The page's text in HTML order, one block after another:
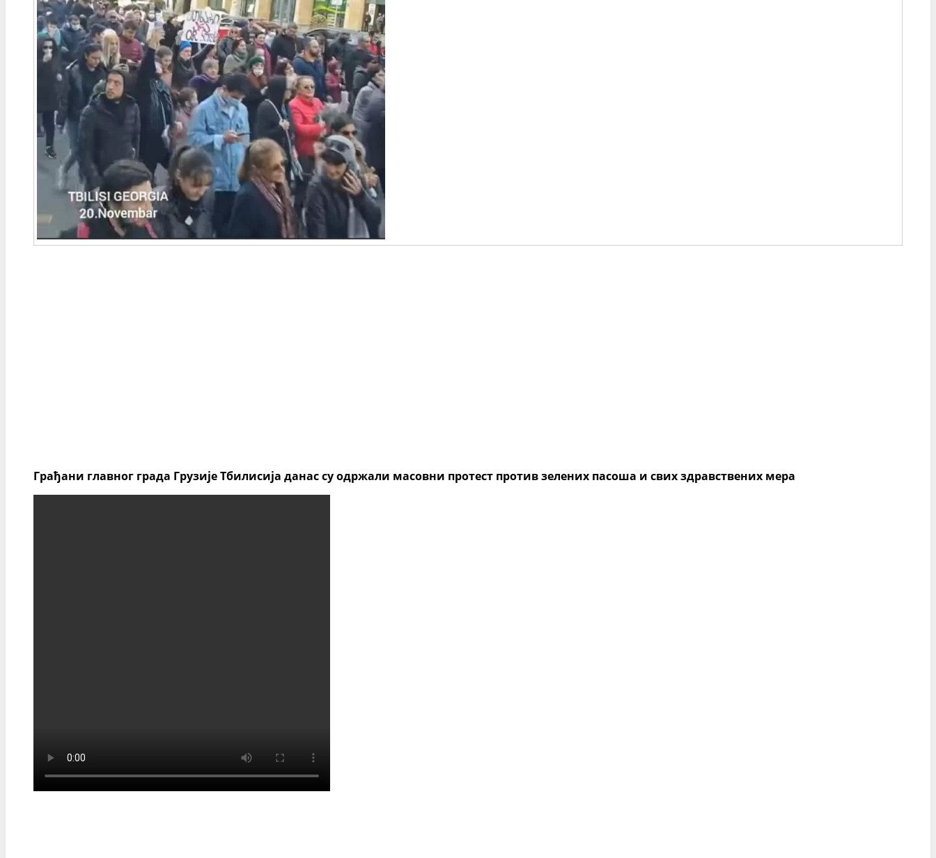
Грађани главног града Грузије Тбилисија данас су одржали масовни протест против зелених пасоша и свих здравствених мера